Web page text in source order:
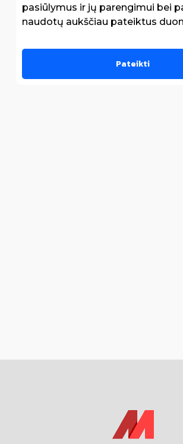
pasiūlymus ir jų parengimui bei
naudotų aukščiau pateiktus